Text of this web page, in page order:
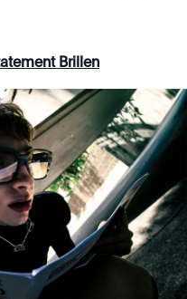
Brillen